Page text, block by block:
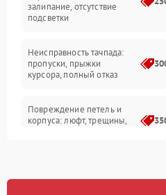
Батарея
Сеть и интернет
залипание, отсутствие
подсветки
Неисправность тачпада:
пропуски, прыжки
курсора, полный отказ
Повреждение петель и
корпуса: люфт, трещины,
быстрая разрядка,